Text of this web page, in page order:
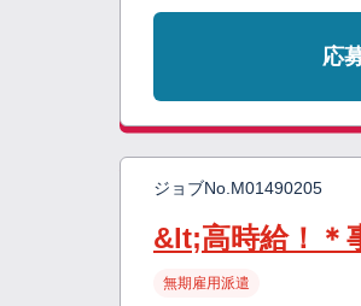
応
ジョブNo. M01490205
&lt;高時給！＊
無期雇用派遣